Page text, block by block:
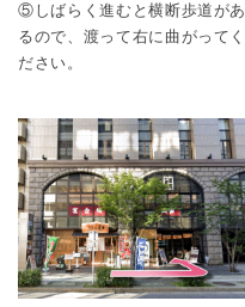
⑤しばらく進むと横断歩道があ
るので、渡って右に曲がってく
ださい。